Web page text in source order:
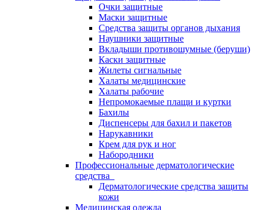
Очки защитные
Маски защитные
Средства защиты органов дыхания
Наушники защитные
Вкладыши противошумные (беруши)
Каски защитные
Жилеты сигнальные
Халаты медицинские
Халаты рабочие
Непромокаемые плащи и куртки
Бахилы
Диспенсеры для бахил и пакетов
Нарукавники
Крем для рук и ног
Набородники
Профессиональные дерматологические
средства
Дерматологические средства защиты
кожи
Медицинская одежда